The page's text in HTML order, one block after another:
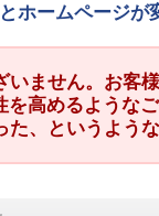
ホームページ
いません。お客
を高めるような
た、というよう